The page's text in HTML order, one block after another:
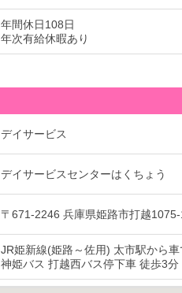
年間休日108日
年次有給休暇あり
デイサービス
デイサービスセンターはくちょう
〒671-2246 兵庫県姫路市打越1075-
JR姫新線(姫路～佐用) 太市駅から
神姫バス 打越西バス停下車 徒歩3分